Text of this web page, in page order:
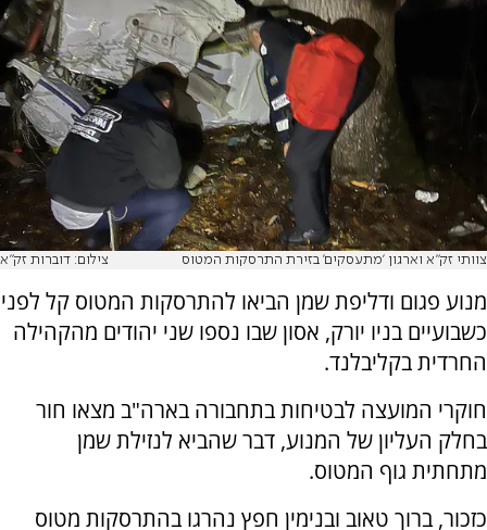
צוותי זק"א וארגון 'מתעסקים' בזירת התרסקות המטוס צילום: דוברות זק"א
מנוע פגום ודליפת שמן הביאו להתרסקות המטוס קל לפני
כשבועיים בניו יורק, אסון שבו נספו שני יהודים מהקהילה
החרדית בקליבלנד.
חוקרי המועצה לבטיחות בתחבורה בארה"ב מצאו חור
בחלק העליון של המנוע, דבר שהביא לנזילת שמן
מתחתית גוף המטוס.
כזכור, ברוך טאוב ובנימין חפץ נהרגו בהתרסקות מטוס